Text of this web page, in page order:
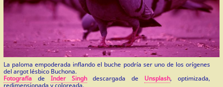
La paloma empoderada inflando el buche podría ser uno de los orígenes
del argot lésbico Buchona.
Fotografíade Inder Singhdescargada de Unsplash, optimizada,
redimensionada y coloreada.